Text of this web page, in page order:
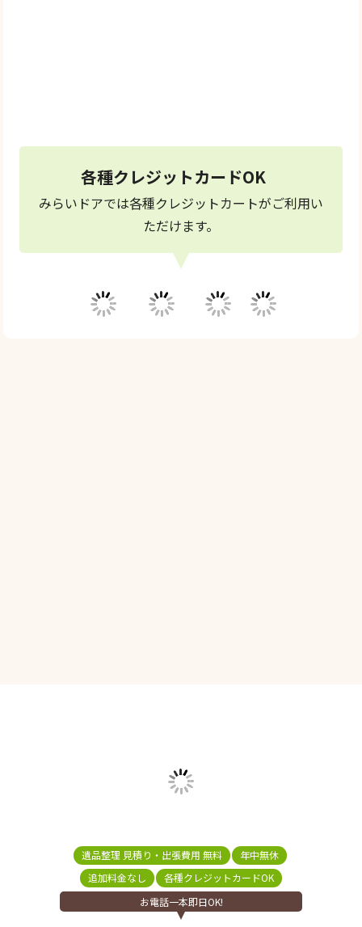
24時間受付中
各種クレジットカードOK
みらいドアでは各種クレジットカートがご利用い
ただけます。
遺品整理 見積り・出張費用 無料
年中無休
追加料金なし
各種クレジットカードOK
お電話一本即日OK!